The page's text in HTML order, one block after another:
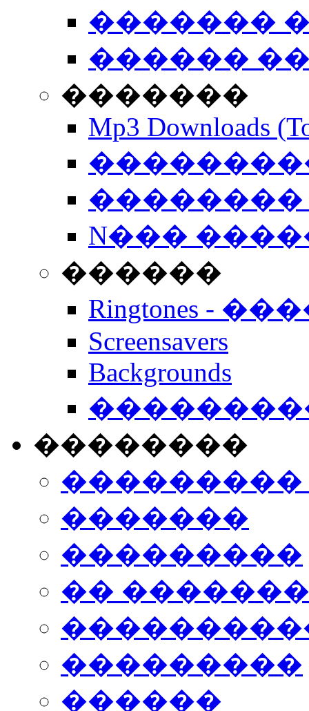
�������
������
�������
Mp3 Downloads
��������
N���
������
Ringtones -
Screensavers
Backgrounds
��������
���������
�������
���������
��
���������
������